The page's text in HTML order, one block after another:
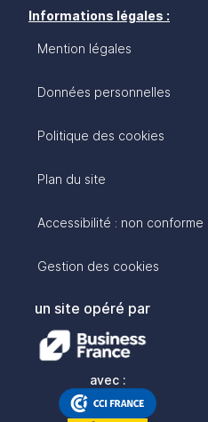
Informations légales :
Mention légales
Données personnelles
Politique des cookies
Plan du site
Accessibilité : non conforme
Gestion des cookies
un site opéré par
avec :